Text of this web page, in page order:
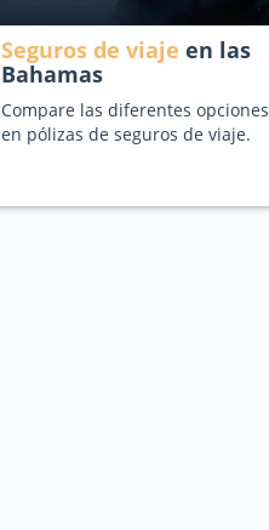
Seguros de viaje en las
Bahamas
Compare las diferentes opciones
en pólizas de seguros de viaje.